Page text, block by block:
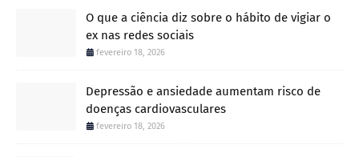
O que a ciência diz sobre o hábito de vigiar o
ex nas redes sociais
fevereiro 18, 2026
Depressão e ansiedade aumentam risco de
doenças cardiovasculares
fevereiro 18, 2026